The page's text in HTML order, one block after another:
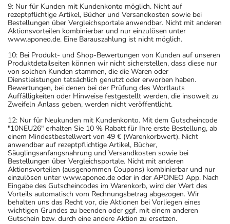
9: Nur für Kunden mit Kundenkonto möglich. Nicht auf
rezeptpflichtige Artikel, Bücher und Versandkosten sowie bei
Bestellungen über Vergleichsportale anwendbar. Nicht mit anderen
Aktionsvorteilen kombinierbar und nur einzulösen unter
www.aponeo.de. Eine Barauszahlung ist nicht möglich.
10: Bei Produkt- und Shop-Bewertungen von Kunden auf unseren
Produktdetailseiten können wir nicht sicherstellen, dass diese nur
von solchen Kunden stammen, die die Waren oder
Dienstleistungen tatsächlich genutzt oder erworben haben.
Bewertungen, bei denen bei der Prüfung des Wortlauts
Auffälligkeiten oder Hinweise festgestellt werden, die insoweit zu
Zweifeln Anlass geben, werden nicht veröffentlicht.
12: Nur für Neukunden mit Kundenkonto. Mit dem Gutscheincode
"10NEU26" erhalten Sie 10 % Rabatt für Ihre erste Bestellung, ab
einem Mindestbestellwert von 49 € (Warenkorbwert). Nicht
anwendbar auf rezeptpflichtige Artikel, Bücher,
Säuglingsanfangsnahrung und Versandkosten sowie bei
Bestellungen über Vergleichsportale. Nicht mit anderen
Aktionsvorteilen (ausgenommen Coupons) kombinierbar und nur
einzulösen unter www.aponeo.de oder in der APONEO App. Nach
Eingabe des Gutscheincodes im Warenkorb, wird der Wert des
Vorteils automatisch vom Rechnungsbetrag abgezogen. Wir
behalten uns das Recht vor, die Aktionen bei Vorliegen eines
wichtigen Grundes zu beenden oder ggf. mit einem anderen
Gutschein bzw. durch eine andere Aktion zu ersetzen.